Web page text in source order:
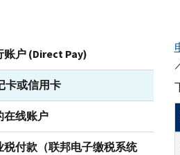
账户 (Direct Pay)
卡或信用卡
在线账户
税付款（联邦电子缴税系统